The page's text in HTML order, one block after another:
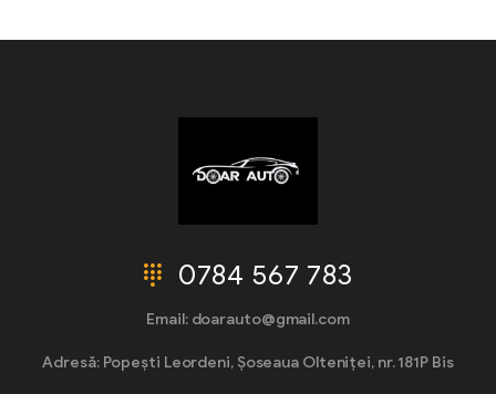
0784 567 783
Email: doarauto@gmail.com
Adresă: Popești Leordeni, Șoseaua Olteniței, nr. 181P Bis